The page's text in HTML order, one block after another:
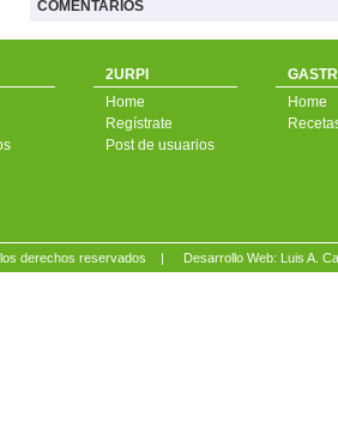
COMENTARIOS
2URPI
Home
Regístrate
Post de usuarios
Home
los derechos reservados | Desarrollo Web: Luis